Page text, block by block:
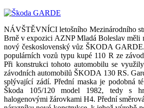
NÁVŠTĚVNÍCI letošního Mezinárodního
Brně v expozici AZNP Mladá Boleslav měli
nový československý vůz ŠKODA GARDE.
populárních vozů typu kupé 110 R ze
Při konstrukci tohoto automobilu se
závodních automobilů ŠKODA 130 RS.
splývající zádí. Přední maska je podobná
Škoda 105/120 model 1982, tedy s
halogenovými žárovkami H4. Přední